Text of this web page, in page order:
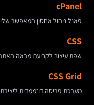
cPanel
פאנל ניהול אחסון המאפשר
CSS
שפת עיצוב לקביעת מראה
CSS Grid
מערכת פריסה דו־ממדית ליצירת